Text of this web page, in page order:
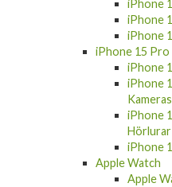
iPhone
iPhone
iPhone
iPhone 15 Pro
iPhone
iPhone
iPhone
Hörlurar
iPhone
Apple Watch
Apple